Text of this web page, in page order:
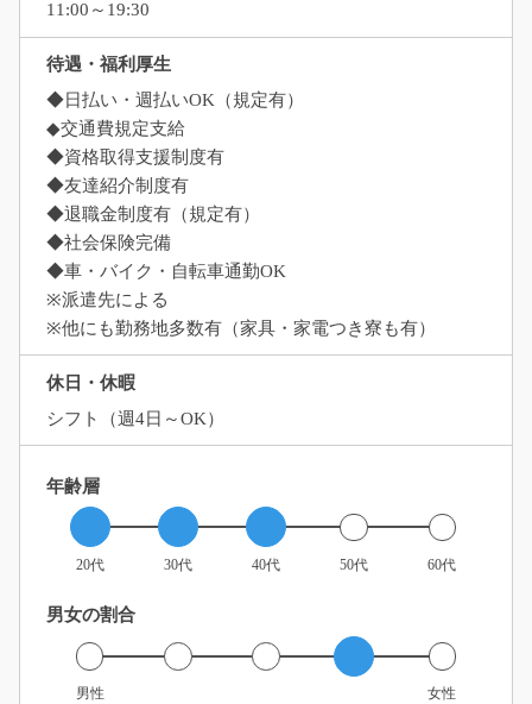
11:00～19:30
待遇・福利厚生
◆日払い・週払いOK（規定有）
◆交通費規定支給
◆資格取得支援制度有
◆友達紹介制度有
◆退職金制度有（規定有）
◆社会保険完備
◆車・バイク・自転車通勤OK
※派遣先による
※他にも勤務地多数有（家具・家電つき寮も有）
休日・休暇
シフト（週4日～OK）
年齢層
20代 30代 40代 50代 60代
男女の割合
男性 女性